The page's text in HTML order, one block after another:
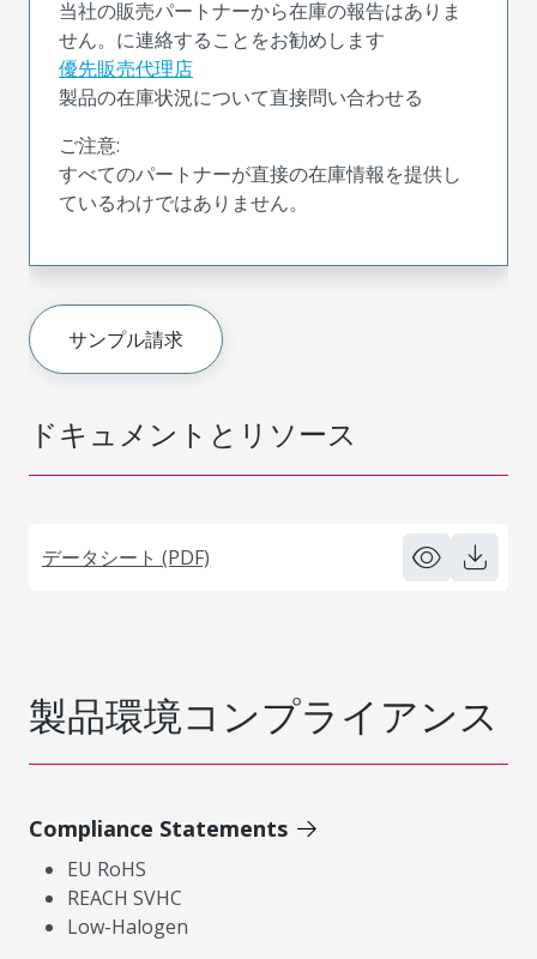
ドキュメントとリソース
データシート (PDF)
当社の販売パートナーから在庫の報告はありま
せん。に連絡することをお勧めします
優先販売代理店
製品の在庫状況について直接問い合わせる
ご注意:
すべてのパートナーが直接の在庫情報を提供し
ているわけではありません。
サンプル請求
製品環境コンプライアンス
Compliance Statements
EU RoHS
REACH SVHC
Low-Halogen